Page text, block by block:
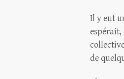
Il y eut
espérait,
de